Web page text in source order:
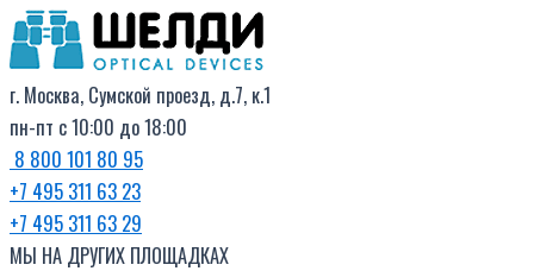
Перейти
к
содержимому
г. Москва, Сумской проезд, д.7, к.1
пн-пт с 10:00 до 18:00
8 800 101 80 95
+7 495 311 63 23
+7 495 311 63 29
МЫ НА ДРУГИХ ПЛОЩАДКАХ
Поиск
товаров